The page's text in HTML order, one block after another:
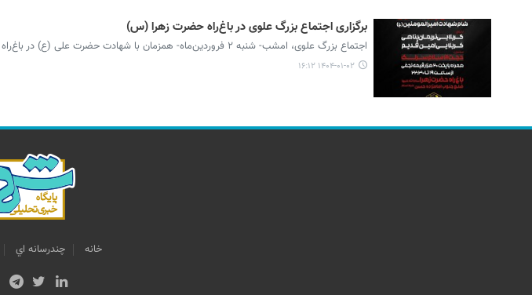
برگزاری اجتماع بزرگ علوی در باغ‌راه حضرت زهرا (س)
اجتماع بزرگ علوی، امشب- شنبه ۲ فروردین‌ماه- همزمان با شهادت حضرت علی (ع) در باغ‌راه حضرت زهرا (س) برگزار می‌شود.
۱۴۰۴-۰۱-۰۲ ۱۶:۱۲
خانه چندرسانه اي